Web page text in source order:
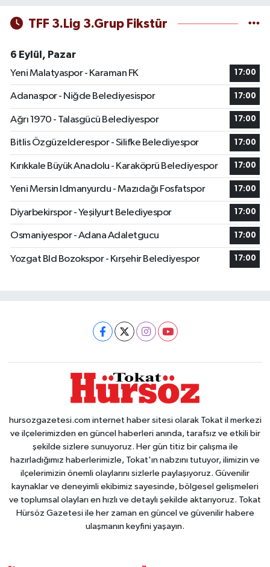
TFF 3.Lig 3.Grup Fikstür
6 Eylül, Pazar
Yeni Malatyaspor - Karaman FK
17:00
Adanaspor - Niğde Belediyesispor 17:00
Ağrı 1970 - Talasgücü Belediyespor 17:00
Bitlis Özgüzelderespor - Silifke Belediyespor 17:00
Kırıkkale Büyük Anadolu - Karaköprü Belediyespor 17:00
Yeni Mersin Idmanyurdu - Mazıdağı Fosfatspor 17:00
Diyarbekirspor - Yeşilyurt Belediyespor 17:00
Osmaniyespor - Adana Adaletgucu 17:00
Yozgat Bld Bozokspor - Kırşehir Belediyespor 17:00
hursozgazetesi.com internet haber sitesi olarak Tokat il merkezi
ve ilçelerimizden en güncel haberleri anında, tarafsız ve etkili bir
şekilde sizlere sunuyoruz. Her gün titiz bir çalışma ile
hazırladığımız haberlerimizle, Tokat'ın nabzını tutuyor, ilimizin ve
ilçelerimizin önemli olaylarını sizlerle paylaşıyoruz. Güvenilir
kaynaklar ve deneyimli ekibimiz sayesinde, bölgesel gelişmeleri
ve toplumsal olayları en hızlı ve detaylı şekilde aktarıyoruz. Tokat
Hürsöz Gazetesi ile her zaman en güncel ve güvenilir habere
ulaşmanın keyfini yaşayın.